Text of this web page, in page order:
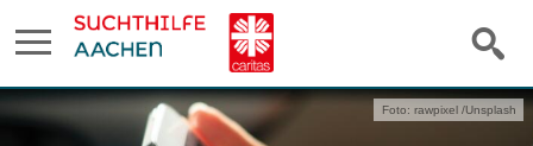
Foto: rawpixel /Unsplash